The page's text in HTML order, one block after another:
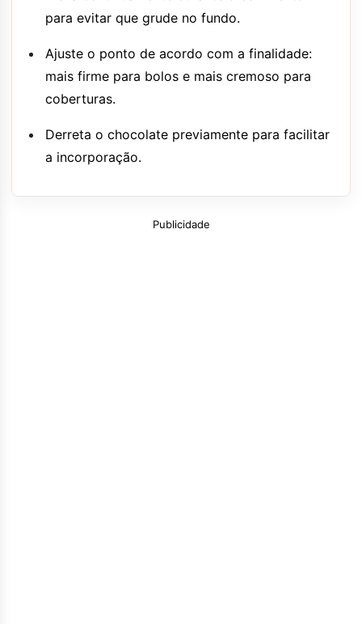
para evitar que grude no fundo.
Ajuste o ponto de acordo com a finalidade:
mais firme para bolos e mais cremoso para
coberturas.
Derreta o chocolate previamente para facilitar
a incorporação.
Publicidade